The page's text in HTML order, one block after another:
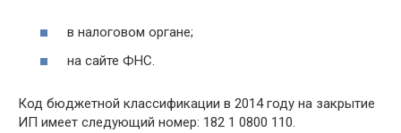
в налоговом органе;
на сайте ФНС.
Код бюджетной классификации в 2014 году на закрытие
ИП имеет следующий номер: 182 1 0800 110.